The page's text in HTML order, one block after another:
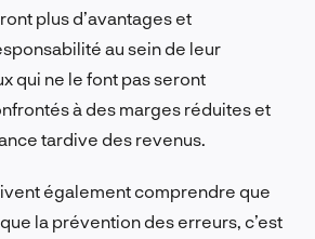
plus d’avantages et
au sein de leur
qui ne le font pas seront
à des marges réduites et
tardive des revenus.
également comprendre que
la prévention des erreurs, c’est